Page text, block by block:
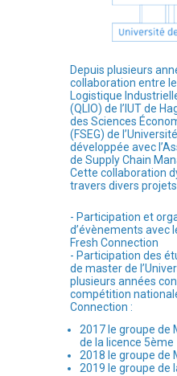
Depuis plusieurs
collaboration entre
Logistique
(QLIO) de l’IUT de
des Sciences
(FSEG) de
développée avec
de Supply Chain
Cette collaboration
travers divers projets
- Participation et
d’évènements avec
Fresh Connection
- Participation des
de master de
plusieurs années
compétition
Connection :
2017 le groupe de
de la licence 5ème
2018 le groupe de
2019 le groupe de